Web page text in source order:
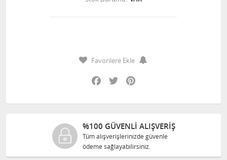
Favorilere Ekle
Facebook
Twitter
%100 GÜVENLİ ALIŞVERİŞ
Tüm alışverişlerinizde güvenle
ödeme sağlayabilirsiniz.